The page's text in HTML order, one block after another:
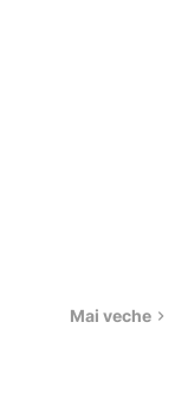
Mai veche